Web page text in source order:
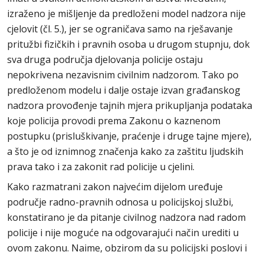
izraženo je mišljenje da predloženi model nadzora nije
cjelovit (čl. 5.), jer se ograničava samo na rješavanje
pritužbi fizičkih i pravnih osoba u drugom stupnju, dok
sva druga područja djelovanja policije ostaju
nepokrivena nezavisnim civilnim nadzorom. Tako po
predloženom modelu i dalje ostaje izvan građanskog
nadzora provođenje tajnih mjera prikupljanja podataka
koje policija provodi prema Zakonu o kaznenom
postupku (prisluškivanje, praćenje i druge tajne mjere),
a što je od iznimnog značenja kako za zaštitu ljudskih
prava tako i za zakonit rad policije u cjelini.
Kako razmatrani zakon najvećim dijelom uređuje
područje radno-pravnih odnosa u policijskoj službi,
konstatirano je da pitanje civilnog nadzora nad radom
policije i nije moguće na odgovarajući način urediti u
ovom zakonu. Naime, obzirom da su policijski poslovi i